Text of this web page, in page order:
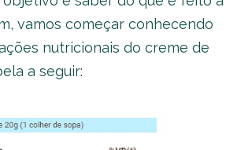
vamos começar conhecendo
nutricionais do creme de
a seguir: